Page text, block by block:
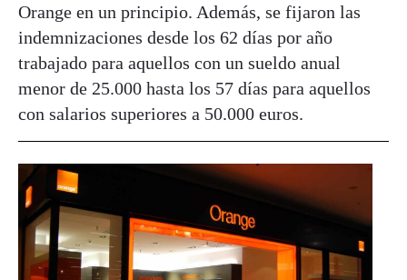
Orange en un principio. Además, se fijaron las
indemnizaciones desde los 62 días por año
trabajado para aquellos con un sueldo anual
menor de 25.000 hasta los 57 días para aquellos
con salarios superiores a 50.000 euros.